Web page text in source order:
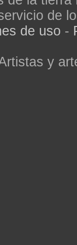
de
de uso -
y